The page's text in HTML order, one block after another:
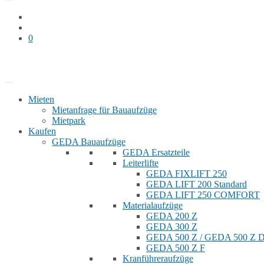
0
Mieten
Mietanfrage für Bauaufzüge
Mietpark
Kaufen
GEDA Bauaufzüge
GEDA Ersatzteile
Leiterlifte
GEDA FIXLIFT 250
GEDA LIFT 200 Standard
GEDA LIFT 250 COMFORT
Materialaufzüge
GEDA 200 Z
GEDA 300 Z
GEDA 500 Z / GEDA 500 Z
GEDA 500 Z F
Kranführeraufzüge